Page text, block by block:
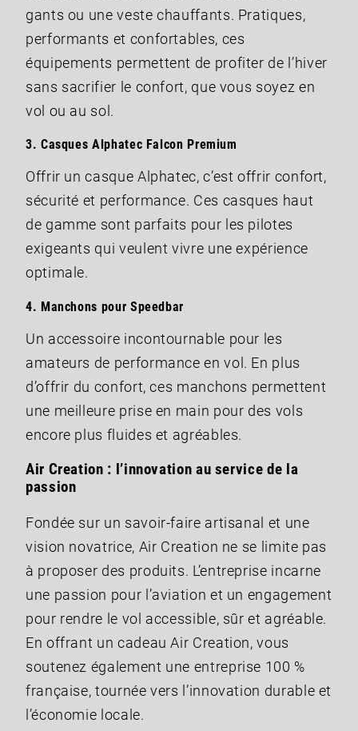
gants ou une veste chauffants. Pratiques,
performants et confortables, ces
équipements permettent de profiter de l’hiver
sans sacrifier le confort, que vous soyez en
vol ou au sol.
3. Casques Alphatec Falcon Premium
Offrir un casque Alphatec, c’est offrir confort,
sécurité et performance. Ces casques haut
de gamme sont parfaits pour les pilotes
exigeants qui veulent vivre une expérience
optimale.
4. Manchons pour Speedbar
Un accessoire incontournable pour les
amateurs de performance en vol. En plus
d’offrir du confort, ces manchons permettent
une meilleure prise en main pour des vols
encore plus fluides et agréables.
Air Creation : l’innovation au service de la
passion
Fondée sur un savoir-faire artisanal et une
vision novatrice, Air Creation ne se limite pas
à proposer des produits. L’entreprise incarne
une passion pour l’aviation et un engagement
pour rendre le vol accessible, sûr et agréable.
En offrant un cadeau Air Creation, vous
soutenez également une entreprise 100 %
française, tournée vers l’innovation durable et
l’économie locale.